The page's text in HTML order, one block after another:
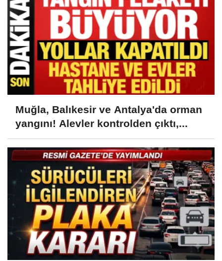
Muğla, Balıkesir ve Antalya'da orman
yangını! Alevler kontrolden çıktı,...